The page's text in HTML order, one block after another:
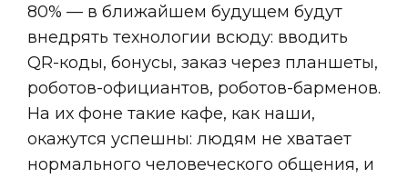
80% — в ближайшем будущем будут
внедрять технологии всюду: вводить
QR-коды, бонусы, заказ через планшеты,
роботов-официантов, роботов-барменов.
На их фоне такие кафе, как наши,
окажутся успешны: людям не хватает
нормального человеческого общения, и